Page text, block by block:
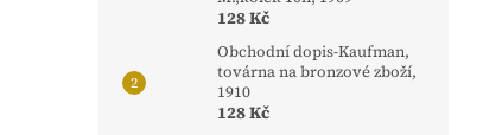
128 Kč
Obchodní dopis-Kaufman,
továrna na bronzové zboží,
1910
128 Kč